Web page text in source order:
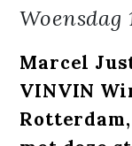
Woensdag
Marcel
VINVIN